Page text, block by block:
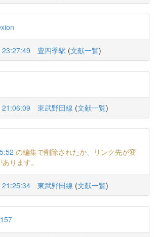
豊四季駅 (文献一覧)
東武野田線 (文献一覧)
の編集で削除されたか、リンク先が変
ります。
東武野田線 (文献一覧)